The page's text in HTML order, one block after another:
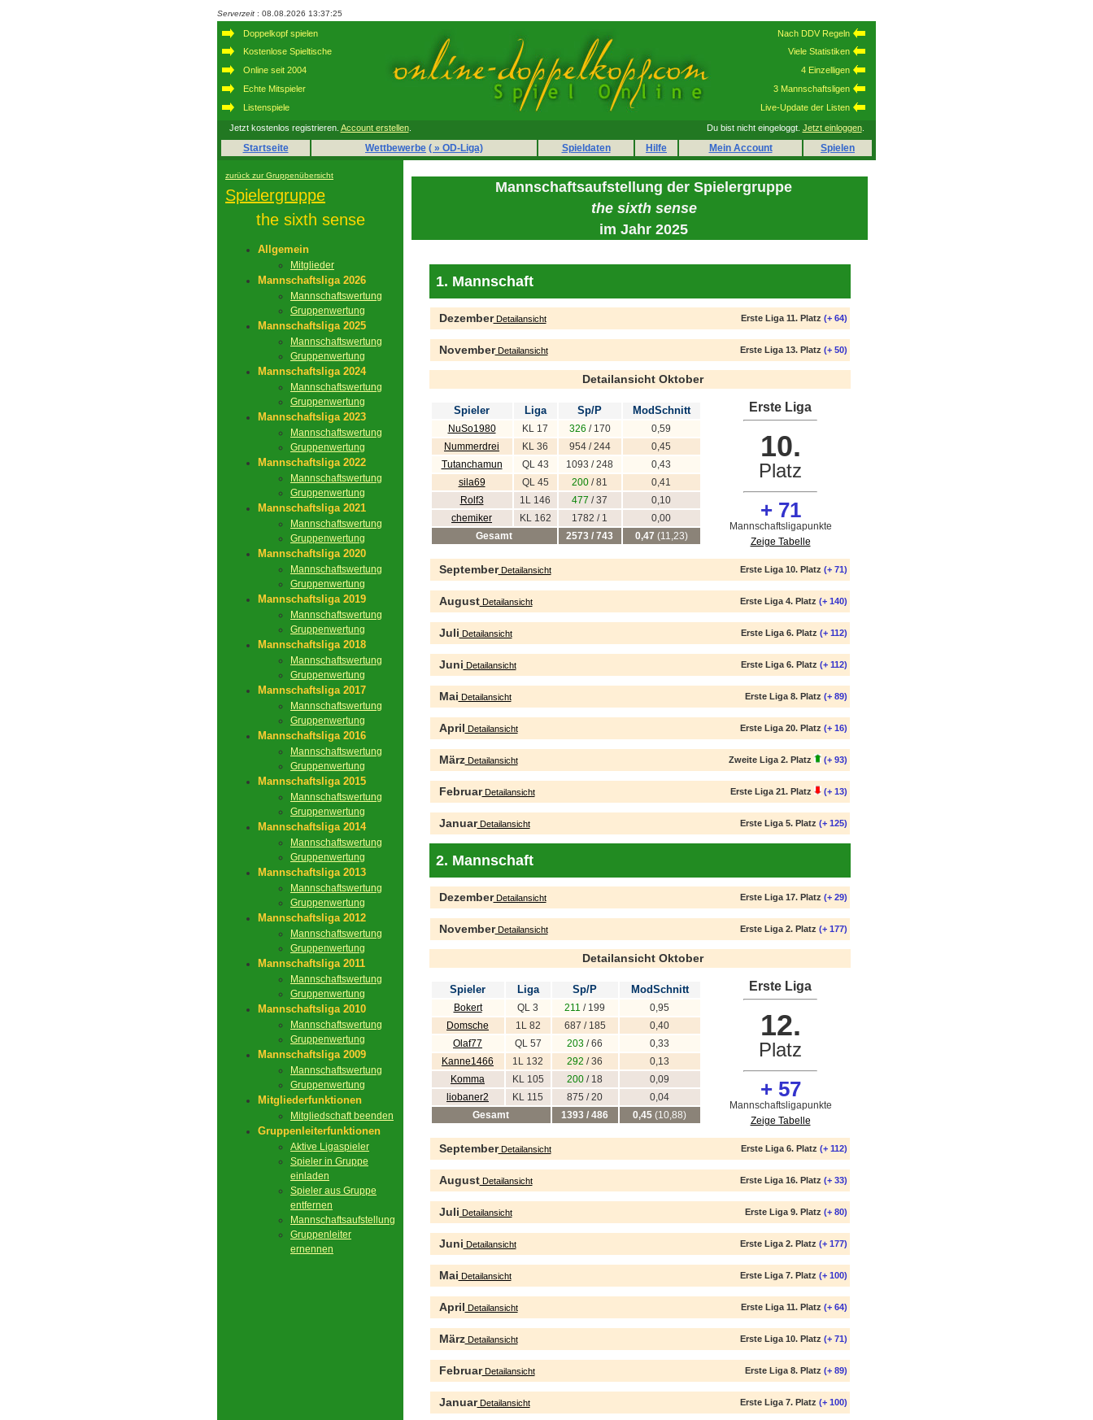
Serverzeit : 08.08.2026 13:37:25
Doppelkopf spielen
Kostenlose Spieltische
Online seit 2004
Echte Mitspieler
Listenspiele
Nach DDV Regeln
Viele Statistiken
4 Einzelligen
3 Mannschaftsligen
Live-Update der Listen
Jetzt kostenlos registrieren. Account erstellen. Du bist nicht eingeloggt. Jetzt einloggen.
Startseite Wettbewerbe ( » OD-Liga) Spieldaten Hilfe Mein Account Spielen
zurück zur Gruppenübersicht
Spielergruppe
the sixth sense
Allgemein
Mitglieder
Mannschaftsliga 2026
Mannschaftswertung
Gruppenwertung
Mannschaftsliga 2025
Mannschaftswertung
Gruppenwertung
Mannschaftsliga 2024
Mannschaftswertung
Gruppenwertung
Mannschaftsliga 2023
Mannschaftswertung
Gruppenwertung
Mannschaftsliga 2022
Mannschaftswertung
Gruppenwertung
Mannschaftsliga 2021
Mannschaftswertung
Gruppenwertung
Mannschaftsliga 2020
Mannschaftswertung
Gruppenwertung
Mannschaftsliga 2019
Mannschaftswertung
Gruppenwertung
Mannschaftsliga 2018
Mannschaftswertung
Gruppenwertung
Mannschaftsliga 2017
Mannschaftswertung
Gruppenwertung
Mannschaftsliga 2016
Mannschaftswertung
Gruppenwertung
Mannschaftsliga 2015
Mannschaftswertung
Gruppenwertung
Mannschaftsliga 2014
Mannschaftswertung
Gruppenwertung
Mannschaftsliga 2013
Mannschaftswertung
Gruppenwertung
Mannschaftsliga 2012
Mannschaftswertung
Gruppenwertung
Mannschaftsliga 2011
Mannschaftswertung
Gruppenwertung
Mannschaftsliga 2010
Mannschaftswertung
Gruppenwertung
Mannschaftsliga 2009
Mannschaftswertung
Gruppenwertung
Mitgliederfunktionen
Mitgliedschaft beenden
Gruppenleiterfunktionen
Aktive Ligaspieler
Spieler in Gruppe
einladen
Spieler aus Gruppe
entfernen
Mannschaftsaufstellung
Gruppenleiter
ernennen
Mannschaftsaufstellung der Spielergruppe
the sixth sense
im Jahr 2025
1. Mannschaft
DezemberDetailansicht Erste Liga 11. Platz (+ 64)
NovemberDetailansicht Erste Liga 13. Platz (+ 50)
Detailansicht Oktober
Spieler Liga Sp/P ModSchnitt
NuSo1980 KL 17 326 / 170
0,59
Nummerdrei
KL 36 954 / 244
0,45
Tutanchamun
QL 43 1093 / 248
0,43
sila69
QL 45 200 / 81
0,41
Rolf3
1L 146 477 / 37
0,10
chemiker
KL 162 1782 / 1
0,00
Gesamt
2573 / 743 0,47 (11,23)
Erste Liga
10.
Platz
+ 71
Mannschaftsligapunkte
Zeige Tabelle
SeptemberDetailansicht Erste Liga 10. Platz (+ 71)
AugustDetailansicht Erste Liga 4. Platz (+ 140)
Juli Detailansicht Erste Liga 6. Platz (+ 112)
Juni Detailansicht Erste Liga 6. Platz (+ 112)
Mai Detailansicht Erste Liga 8. Platz (+ 89)
April Detailansicht Erste Liga 20. Platz (+ 16)
MärzDetailansicht Zweite Liga 2. Platz (+ 93)
FebruarDetailansicht Erste Liga 21. Platz (+ 13)
JanuarDetailansicht Erste Liga 5. Platz (+ 125)
2. Mannschaft
DezemberDetailansicht Erste Liga 17. Platz (+ 29)
NovemberDetailansicht Erste Liga 2. Platz (+ 177)
Detailansicht Oktober
Spieler Liga Sp/P ModSchnitt
Bokert QL 3 211 / 199
0,95
Domsche
1L 82 687 / 185
0,40
Olaf77
QL 57 203 / 66
0,33
Kanne1466
1L 132 292 / 36
0,13
Komma
KL 105 200 / 18
0,09
liobaner2
KL 115 875 / 20
0,04
Gesamt
1393 / 486 0,45 (10,88)
Erste Liga
12.
Platz
+ 57
Mannschaftsligapunkte
Zeige Tabelle
SeptemberDetailansicht Erste Liga 6. Platz (+ 112)
AugustDetailansicht Erste Liga 16. Platz (+ 33)
Juli Detailansicht Erste Liga 9. Platz (+ 80)
Juni Detailansicht Erste Liga 2. Platz (+ 177)
Mai Detailansicht Erste Liga 7. Platz (+ 100)
April Detailansicht Erste Liga 11. Platz (+ 64)
MärzDetailansicht Erste Liga 10. Platz (+ 71)
FebruarDetailansicht Erste Liga 8. Platz (+ 89)
JanuarDetailansicht Erste Liga 7. Platz (+ 100)